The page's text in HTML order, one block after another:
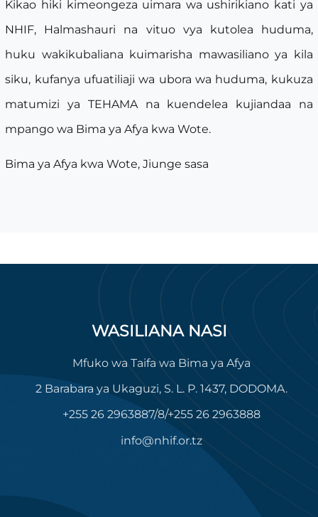
Kikao hiki kimeongeza uimara wa ushirikiano kati ya
NHIF, Halmashauri na vituo vya kutolea huduma,
huku wakikubaliana kuimarisha mawasiliano ya kila
siku, kufanya ufuatiliaji wa ubora wa huduma, kukuza
matumizi ya TEHAMA na kuendelea kujiandaa na
mpango wa Bima ya Afya kwa Wote.
Bima ya Afya kwa Wote, Jiunge sasa
WASILIANA NASI
Mfuko wa Taifa wa Bima ya Afya
2 Barabara ya Ukaguzi, S. L. P. 1437, DODOMA.
+255 26 2963887/8/+255 26 2963888
info@nhif.or.tz